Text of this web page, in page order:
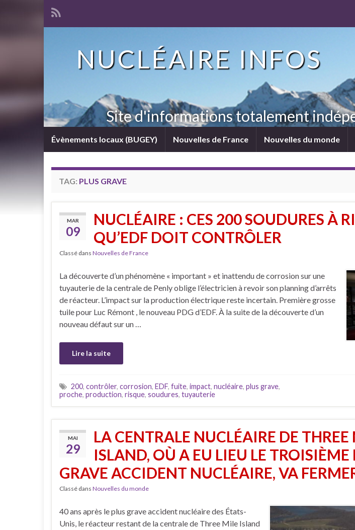
NUCLÉAIRE INFOS
Site d'informations totalement
Évènements locaux (BUGEY) Nouvelles de France Nouvelles du monde
TAG: PLUS GRAVE
MAR
09
NUCLÉAIRE : CES 200 SOUDURES À
QU’EDF DOIT CONTRÔLER
Classé dans Nouvelles de France
La découverte d’un phénomène « important » et inattendu de corrosion sur une
tuyauterie de la centrale de Penly oblige l’électricien à revoir son planning d’arrêts
de réacteur. L’impact sur la production électrique reste incertain. Première grosse
tuile pour Luc Rémont , le nouveau PDG d’EDF. À la suite de la découverte d’un
nouveau défaut sur un …
Lire la suite
200, contrôler, corrosion, EDF, fuite, impact, nucléaire, plus grave,
proche, production, risque, soudures, tuyauterie
MAI
29
LA CENTRALE NUCLÉAIRE DE THREE
ISLAND, OÙ A EU LIEU LE TROISIÈME
GRAVE ACCIDENT NUCLÉAIRE, VA
Classé dans Nouvelles du monde
40 ans après le plus grave accident nucléaire des États-
Unis, le réacteur restant de la centrale de Three Mile Island